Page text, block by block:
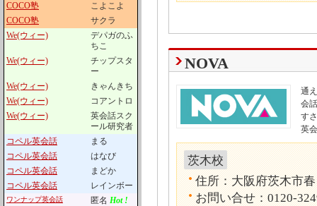
COCO塾
こよこよ
COCO塾
サクラ
We(ウィー)
デパガのふ
ちこ
We(ウィー)
チップスタ
ー
We(ウィー)
きゃんきち
We(ウィー)
コアントロ
We(ウィー)
英会話スク
ール研究者
コペル英会話
まる
コペル英会話
はなび
コペル英会話
まどか
コペル英会話
レインボー
ワンナップ英会話 匿名 Hot !
NOVA
通
会
す
英
茨木校
住所：大阪府茨木市
お問い合せ：0120-